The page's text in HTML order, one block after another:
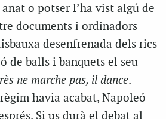
o potser l’ha vist algú de
documents i ordinadors
desenfrenada dels rics
de balls i banquets el seu
ne marche pas, il dance.
havia acabat, Napoleó
Si us durà el debat al